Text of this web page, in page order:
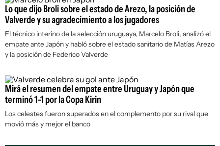
Lo que dijo Broli sobre el estado de Arezo, la posición de
Valverde y su agradecimiento a los jugadores
El técnico interino de la selección uruguaya, Marcelo Broli, analizó el
empate ante Japón y habló sobre el estado sanitario de Matías Arezo
y la posición de Federico Valverde
Mirá el resumen del empate entre Uruguay y Japón que
terminó 1-1 por la Copa Kirin
Los celestes fueron superados en el complemento por su rival que
movió más y mejor el banco